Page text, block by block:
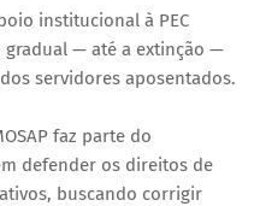
institucional à PEC
gradual — até a extinção —
servidores aposentados.
faz parte do
defender os direitos de
buscando corrigir